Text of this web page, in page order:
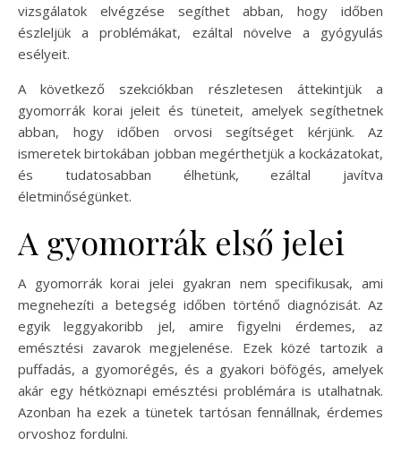
vizsgálatok elvégzése segíthet abban, hogy időben
észleljük a problémákat, ezáltal növelve a gyógyulás
esélyeit.
A következő szekciókban részletesen áttekintjük a
gyomorrák korai jeleit és tüneteit, amelyek segíthetnek
abban, hogy időben orvosi segítséget kérjünk. Az
ismeretek birtokában jobban megérthetjük a kockázatokat,
és tudatosabban élhetünk, ezáltal javítva
életminőségünket.
A gyomorrák első jelei
A gyomorrák korai jelei gyakran nem specifikusak, ami
megnehezíti a betegség időben történő diagnózisát. Az
egyik leggyakoribb jel, amire figyelni érdemes, az
emésztési zavarok megjelenése. Ezek közé tartozik a
puffadás, a gyomorégés, és a gyakori böfögés, amelyek
akár egy hétköznapi emésztési problémára is utalhatnak.
Azonban ha ezek a tünetek tartósan fennállnak, érdemes
orvoshoz fordulni.